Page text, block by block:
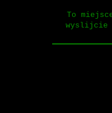
To
wyslijcie